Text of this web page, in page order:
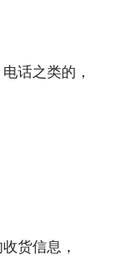
话之类的，
货信息，